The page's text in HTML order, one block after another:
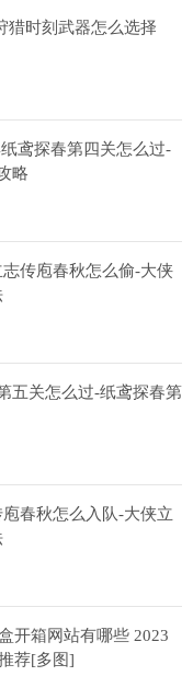
猎时刻武器怎么选择
鸢探春第四关怎么过-
略
传庖春秋怎么偷-大侠
五关怎么过-纸鸢探春第
春秋怎么入队-大侠立
箱网站有哪些 2023
荐[多图]